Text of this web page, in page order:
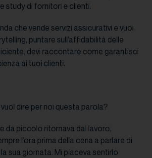
study di fornitori e clienti.
che vende servizi assicurativi e vuoi
puntare sull’affidabilità delle
devi raccontare come garantisci
ai tuoi clienti.
dire per noi questa parola?
da piccolo ritornava dal lavoro,
l’ora prima della cena a parlare di
sua giornata. Mi piaceva sentirlo